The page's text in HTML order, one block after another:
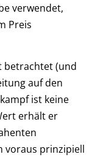
verwendet,
Preis
betrachtet (und
auf den
ist keine
erhält er
voraus prinzipiell